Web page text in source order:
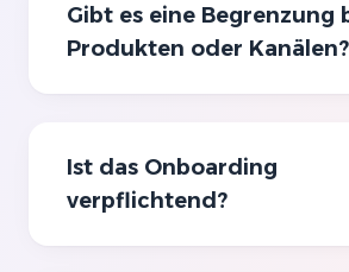
Gibt es eine Begrenzung
Produkten oder Kanälen?
Ist das Onboarding
verpflichtend?